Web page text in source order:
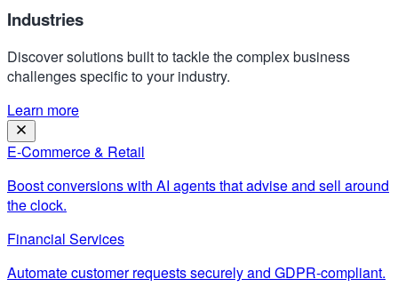
Industries
Discover solutions built to tackle the complex business
challenges specific to your industry.
Learn more
E-Commerce & Retail
Boost conversions with AI agents that advise and sell around
the clock.
Financial Services
Automate customer requests securely and GDPR-compliant.